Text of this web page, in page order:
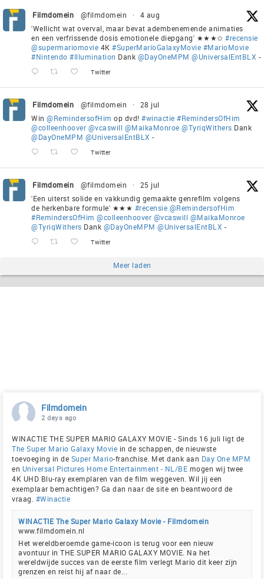
Filmdomein @filmdomein ·
4 aug
'Wellicht wat overval, maar bevat adembenemende animaties
en een verfrissende dosis emotionele diepgang' ★★★✩ #recensie
@supermariomovie 4K #SuperMarioGalaxyMovie #MarioMovie
#Nintendo #Illumination Dank @DayOneMPM @UniversalEntBLX -
Twitter
Filmdomein @filmdomein ·
28 jul
Win @RemindersofHim op dvd! #winactie #RemindersOfHim
@colleenhoover @vcaswill @MaikaMonroe @TyriqWithers Dank
@DayOneMPM @UniversalEntBLX -
Twitter
Filmdomein @filmdomein ·
25 jul
'Een uiterst solide en vakkundig gemaakte genrefilm volgens
de herkenbare formule' ★★★ #recensie @RemindersofHim
#RemindersOfHim @colleenhoover @vcaswill @MaikaMonroe
@TyriqWithers Dank @DayOneMPM @UniversalEntBLX -
Twitter
Meer laden
Filmdomein
2 days ago
WINACTIE THE SUPER MARIO GALAXY MOVIE - Sinds 16 juli ligt de
The Super Mario Galaxy Movie in de schappen, de nieuwste
toevoeging in de Super Mario-franchise. Met dank aan Day One MPM
en Universal Pictures Home Entertainment - NL/BE mogen wij twee
4K UHD Blu-ray exemplaren van de film weggeven. Wil jij een
exemplaar bemachtigen? Ga dan naar de site en beantwoord de
vraag. #Winactie
WINACTIE The Super Mario Galaxy Movie - Filmdomein
www.filmdomein.nl
Het wereldberoemde game-icoon is terug voor een nieuw
avontuur in THE SUPER MARIO GALAXY MOVIE. Na het
wereldwijde succes van de eerste film verlegt Mario dit keer zijn
grenzen en reist hij af naar de...